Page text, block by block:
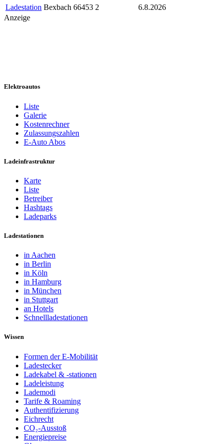
Ladestation Bexbach 66453 2
6.8.2026
Anzeige
Elektroautos
Liste
Galerie
Kostenrechner
Zulassungszahlen
E-Auto Abos
Ladeinfrastruktur
Karte
Liste
Betreiber
Hashtags
Ladeparks
Ladestationen
in Aachen
in Berlin
in Köln
in Hamburg
in München
in Stuttgart
an Hotels
Schnellladestationen
Wissen
Formen der E-Mobilität
Ladestecker
Ladekabel & -stationen
Ladeleistung
Lademodi
Tarife & Roaming
Authentifizierung
Eichrecht
CO₂-Ausstoß
Energiepreise